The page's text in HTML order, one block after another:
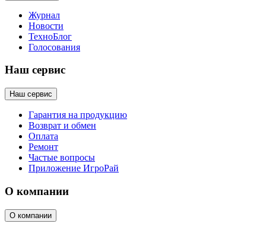
Журнал
Новости
ТехноБлог
Голосования
Наш сервис
Наш сервис
Гарантия на продукцию
Возврат и обмен
Оплата
Ремонт
Частые вопросы
Приложение ИгроРай
О компании
О компании